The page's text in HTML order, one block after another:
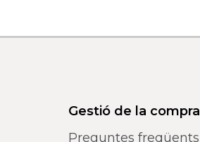
Gestió de la compra
Preguntes freqüents